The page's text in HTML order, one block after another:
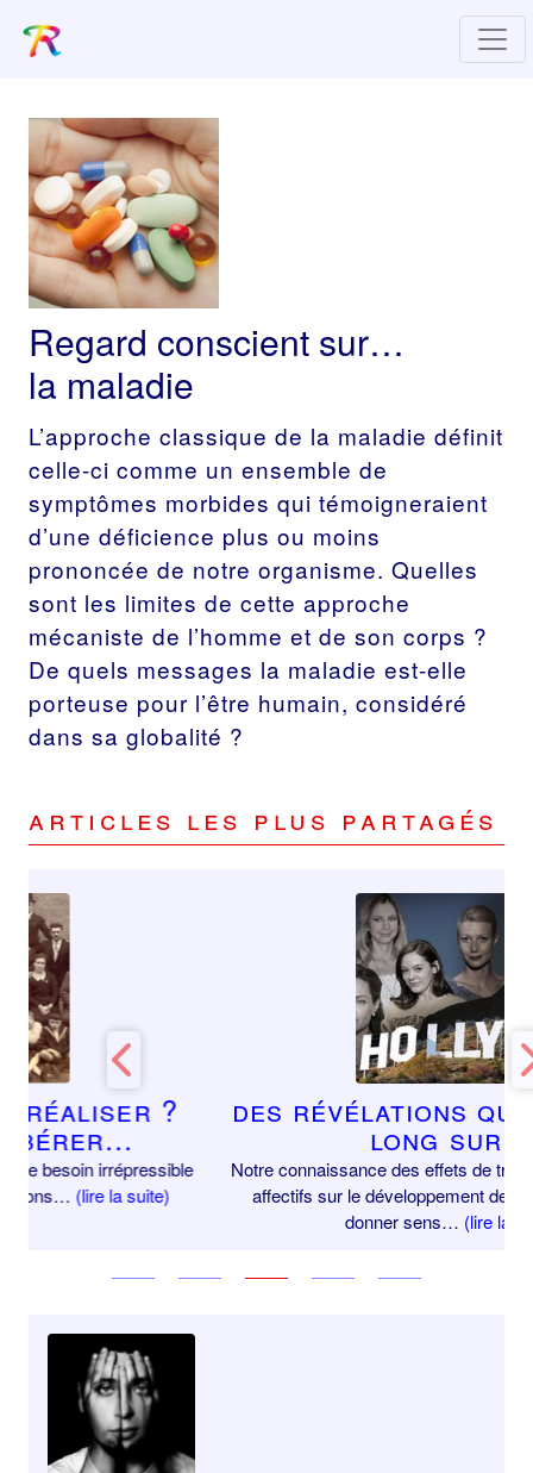
Regard conscient sur…
la maladie
L’approche classique de la maladie définit
celle-ci comme un ensemble de
symptômes morbides qui témoigneraient
d’une déficience plus ou moins
prononcée de notre organisme. Quelles
sont les limites de cette approche
mécaniste de l’homme et de son corps ?
De quels messages la maladie est-elle
porteuse pour l’être humain, considéré
dans sa globalité ?
Articles les plus partagés
Des révélations qui en disent
Notre connaissance des effets de traumatismes psycho-
affectifs sur le développement de l’enfant permet de
(lire la suite)
Previous Next